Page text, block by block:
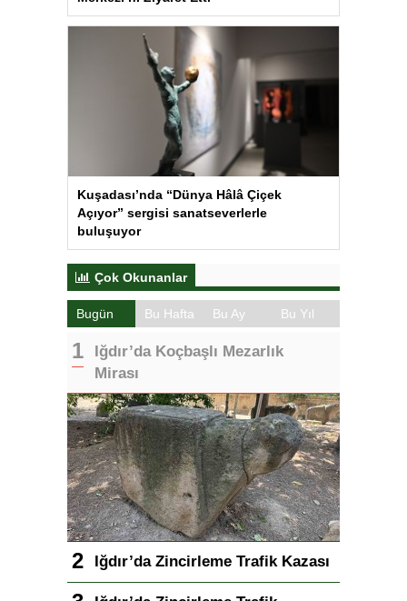
Kuşadası’nda “Dünya Hâlâ Çiçek
Açıyor” sergisi sanatseverlerle
buluşuyor
Çok Okunanlar
Bugün Bu Hafta Bu Ay Bu Yıl
Iğdır’da Koçbaşlı Mezarlık
Mirası
Iğdır’da Zincirleme Trafik Kazası